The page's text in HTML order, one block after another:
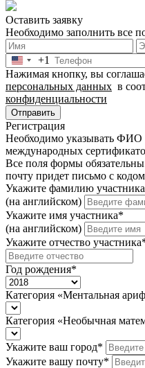
Оставить заявку
Необходимо заполнить все
United
States
+1
+1
Нажимая кнопку, вы
персональных данных в
конфиденциальности
Отправить
Регистрация
Необходимо указывать ФИО
международных
Все поля формы
почту придет письмо c
Укажите фамилию участника
(на английском)
Укажите имя участника*
(на английском)
Укажите отчество участника
Год рождения*
Категория «Ментальная
Категория «Необычная
Укажите ваш город*
Укажите вашу почту*